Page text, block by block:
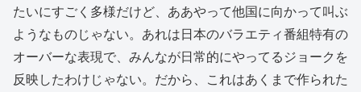
たいにすごく多様だけど、ああやって他国に向かって叫ぶ
ようなものじゃない。あれは日本のバラエティ番組特有の
オーバーな表現で、みんなが日常的にやってるジョークを
反映したわけじゃない。だから、これはあくまで作られた